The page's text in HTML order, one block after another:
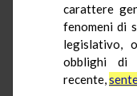
carattere
fenomeni di
legislativo,
obblighi di
recente,